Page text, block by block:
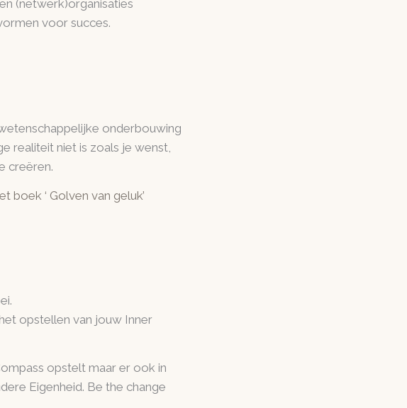
(netwerk)organisaties
voor succes.
onderbouwing
realiteit niet is zoals je wenst,
creëren.
boek ‘ Golven van geluk’
opstellen van jouw Inner
opstelt maar er ook in
Eigenheid. Be the change